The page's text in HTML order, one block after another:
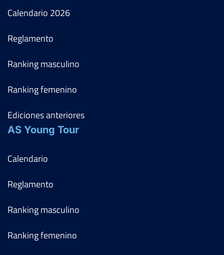
Calendario 2026
Reglamento
Ranking masculino
Ranking femenino
Ediciones anteriores
AS Young Tour
Calendario
Reglamento
Ranking masculino
Ranking femenino